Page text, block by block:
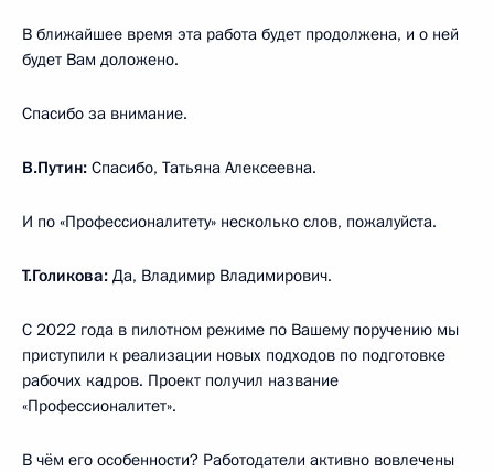
В ближайшее время эта работа будет продолжена, и о ней
будет Вам доложено.
Спасибо за внимание.
В.Путин: Спасибо, Татьяна Алексеевна.
И по «Профессионалитету» несколько слов, пожалуйста.
Т.Голикова: Да, Владимир Владимирович.
С 2022 года в пилотном режиме по Вашему поручению мы
приступили к реализации новых подходов по подготовке
рабочих кадров. Проект получил название
«Профессионалитет».
В чём его особенности? Работодатели активно вовлечены